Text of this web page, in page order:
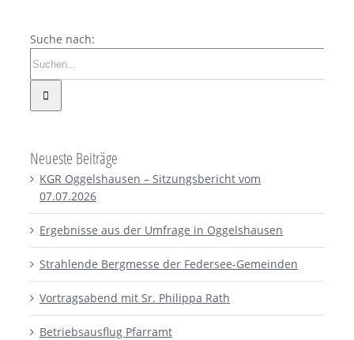
Suche nach:
Neueste Beiträge
KGR Oggelshausen – Sitzungsbericht vom
07.07.2026
Ergebnisse aus der Umfrage in Oggelshausen
Strahlende Bergmesse der Federsee-Gemeinden
Vortragsabend mit Sr. Philippa Rath
Betriebsausflug Pfarramt